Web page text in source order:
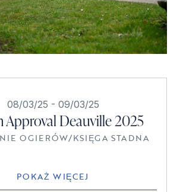
08/03/25 - 09/03/25
Approval Deauville 2025
OGIERÓW/KSIĘGA STADNA
POKAŻ WIĘCEJ